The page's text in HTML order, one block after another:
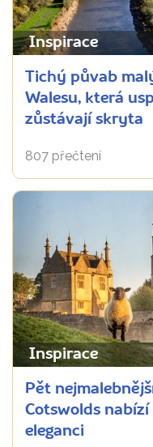
Inspirace
Tichý půvab
Walesu, která
zůstávají skryta
807 přečtení
Inspirace
Pět
Cotswolds
eleganci